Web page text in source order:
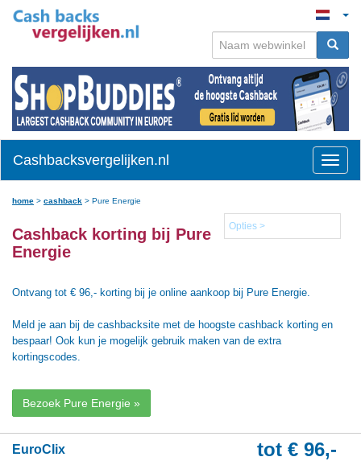
Toggle
Cashbacksvergelijken.nl
home > cashback > Pure Energie
Opties >
Cashback korting bij Pure
Energie
Ontvang tot € 96,- korting bij je online aankoop bij Pure Energie.
Meld je aan bij de cashbacksite met de hoogste cashback korting en
bespaar! Ook kun je mogelijk gebruik maken van de extra
kortingscodes.
Bezoek Pure Energie »
EuroClix tot € 96,-